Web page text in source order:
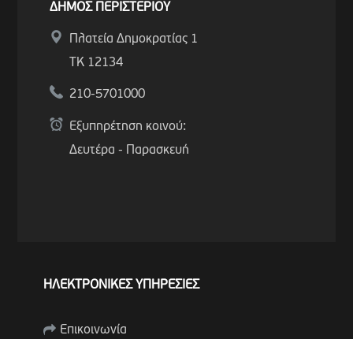
ΔΗΜΟΣ ΠΕΡΙΣΤΕΡΙΟΥ
Πλατεία Δημοκρατίας 1
ΤΚ 12134
210-5701000
Εξυπηρέτηση κοινού:
Δευτέρα - Παρασκευή
ΗΛΕΚΤΡΟΝΙΚΕΣ ΥΠΗΡΕΣΙΕΣ
Επικοινωνία